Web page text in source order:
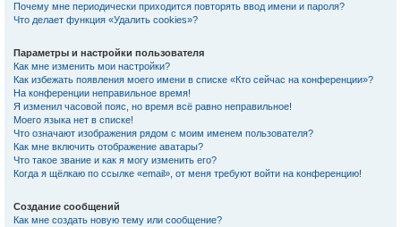
Почему мне периодически приходится повторять ввод имени и пароля?
Что делает функция «Удалить cookies»?
Параметры и настройки пользователя
Как мне изменить мои настройки?
Как избежать появления моего имени в списке «Кто сейчас на конференции»?
На конференции неправильное время!
Я изменил часовой пояс, но время всё равно неправильное!
Моего языка нет в списке!
Что означают изображения рядом с моим именем пользователя?
Как мне включить отображение аватары?
Что такое звание и как я могу изменить его?
Когда я щёлкаю по ссылке «email», от меня требуют войти на конференцию!
Создание сообщений
Как мне создать новую тему или сообщение?